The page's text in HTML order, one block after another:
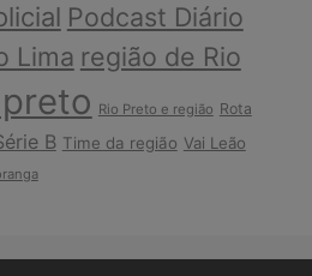
Podcast Diário
Lima região de Rio
Rio Preto e região Rota
B Time da região Vai Leão